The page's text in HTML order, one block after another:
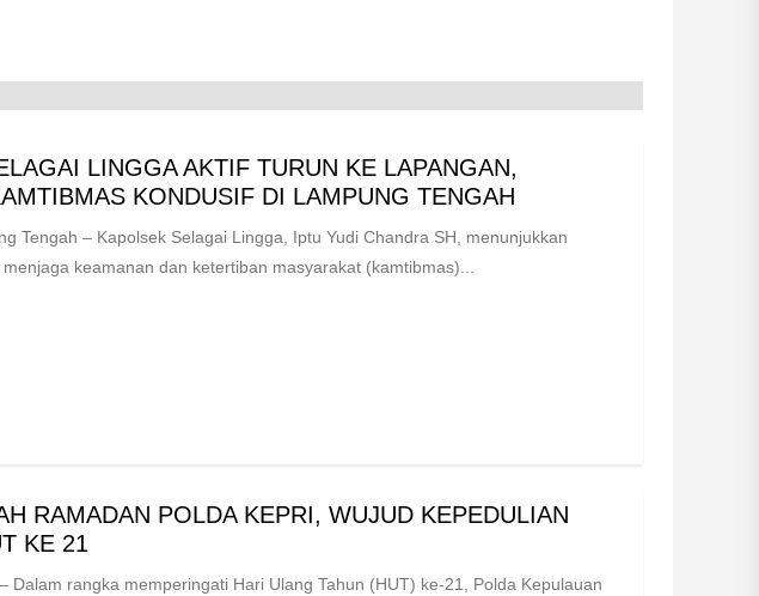
LINGGA AKTIF TURUN KE LAPANGAN,
KONDUSIF DI LAMPUNG TENGAH
Tengah – Kapolsek Selagai Lingga, Iptu Yudi Chandra SH, menunjukkan
keamanan dan ketertiban masyarakat (kamtibmas)...
RAMADAN POLDA KEPRI, WUJUD KEPEDULIAN
KE 21
Dalam rangka memperingati Hari Ulang Tahun (HUT) ke-21, Polda Kepulauan